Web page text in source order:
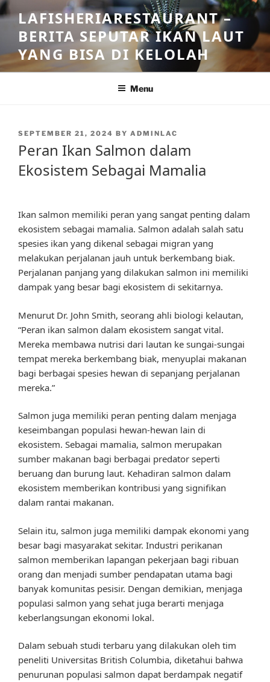
Skip
to
content
LAFISHERIARESTAURANT –
BERITA SEPUTAR IKAN LAUT
YANG BISA DI KELOLAH
Menu
POSTED
SEPTEMBER 21, 2024 BY ADMINLAC
Peran Ikan Salmon dalam
Ekosistem Sebagai Mamalia
Ikan salmon memiliki peran yang sangat penting dalam
ekosistem sebagai mamalia. Salmon adalah salah satu
spesies ikan yang dikenal sebagai migran yang
melakukan perjalanan jauh untuk berkembang biak.
Perjalanan panjang yang dilakukan salmon ini memiliki
dampak yang besar bagi ekosistem di sekitarnya.
Menurut Dr. John Smith, seorang ahli biologi kelautan,
“Peran ikan salmon dalam ekosistem sangat vital.
Mereka membawa nutrisi dari lautan ke sungai-sungai
tempat mereka berkembang biak, menyuplai makanan
bagi berbagai spesies hewan di sepanjang perjalanan
mereka.”
Salmon juga memiliki peran penting dalam menjaga
keseimbangan populasi hewan-hewan lain di
ekosistem. Sebagai mamalia, salmon merupakan
sumber makanan bagi berbagai predator seperti
beruang dan burung laut. Kehadiran salmon dalam
ekosistem memberikan kontribusi yang signifikan
dalam rantai makanan.
Selain itu, salmon juga memiliki dampak ekonomi yang
besar bagi masyarakat sekitar. Industri perikanan
salmon memberikan lapangan pekerjaan bagi ribuan
orang dan menjadi sumber pendapatan utama bagi
banyak komunitas pesisir. Dengan demikian, menjaga
populasi salmon yang sehat juga berarti menjaga
keberlangsungan ekonomi lokal.
Dalam sebuah studi terbaru yang dilakukan oleh tim
peneliti Universitas British Columbia, diketahui bahwa
penurunan populasi salmon dapat berdampak negatif